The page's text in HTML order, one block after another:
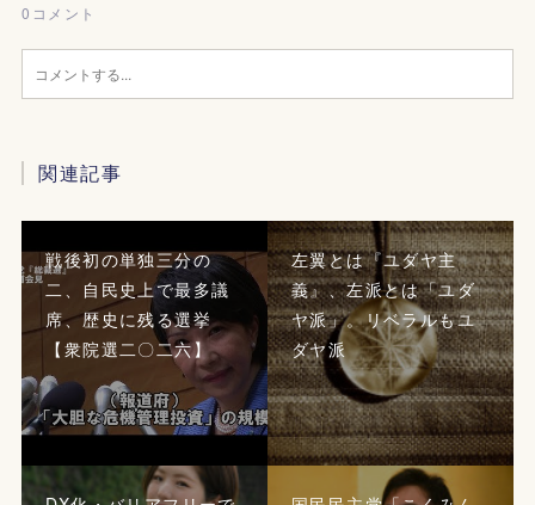
0 コメント
関連記事
戦後初の単独三分の
二、自民史上で最多議
席、歴史に残る選挙
【衆院選二〇二六】
左翼とは『ユダヤ主
義』、左派とは「ユダ
ヤ派」。リベラルもユ
ダヤ派